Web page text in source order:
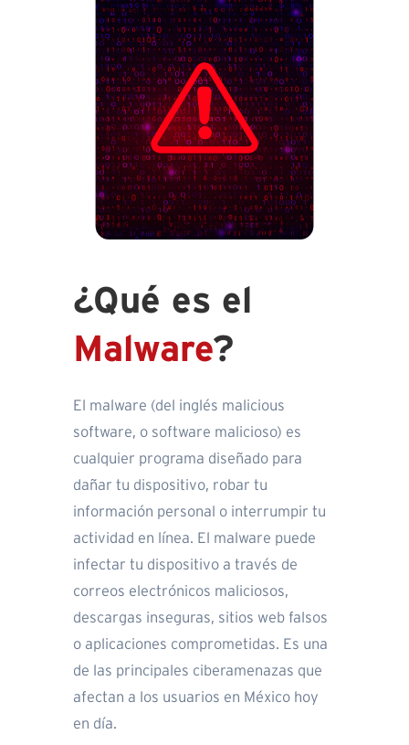
¿Qué es el
Malware?
El malware (del inglés malicious
software, o software malicioso) es
cualquier programa diseñado para
dañar tu dispositivo, robar tu
información personal o interrumpir tu
actividad en línea. El malware puede
infectar tu dispositivo a través de
correos electrónicos maliciosos,
descargas inseguras, sitios web falsos
o aplicaciones comprometidas. Es una
de las principales ciberamenazas que
afectan a los usuarios en México hoy
en día.